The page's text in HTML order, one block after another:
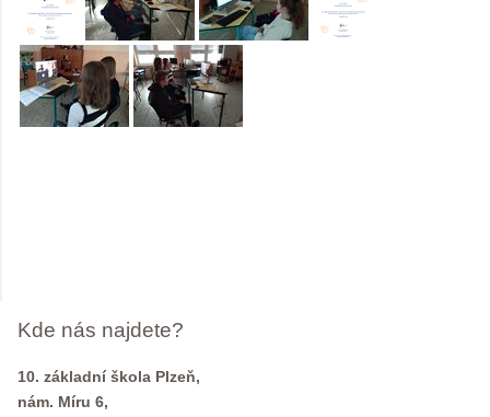
Kde nás najdete?
10. základní škola Plzeň,
nám. Míru 6,